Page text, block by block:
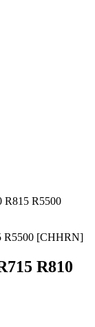
R815 R5500
R5500 [CHHRN]
R810